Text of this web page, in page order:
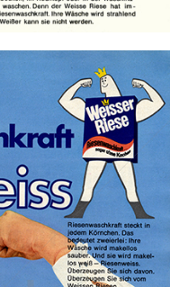
Bild-ID: 18668